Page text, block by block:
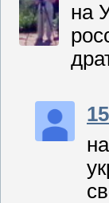
на
15